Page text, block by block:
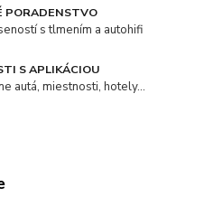
PORADENSTVO
s tlmením a autohifi
S APLIKÁCIOU
autá, miestnosti, hotely...